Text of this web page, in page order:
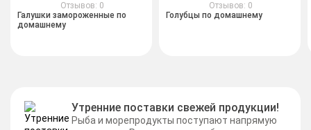
Отзывов: 0
Галушки замороженные по
домашнему
Отзывов: 0
Голубцы по домашнему
Утренние поставки свежей продукции!
Рыба и морепродукты поступают напрямую